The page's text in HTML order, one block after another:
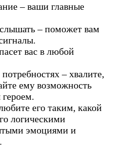
– ваши главные
– поможет вам
вас в любой
– хвалите,
ему возможность
героем.
его таким, какой
логическими
эмоциями и